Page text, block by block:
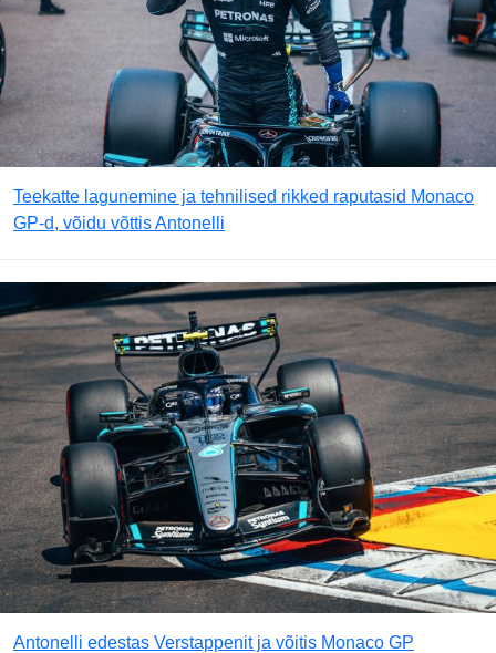
Teekatte lagunemine ja tehnilised rikked raputasid Monaco
GP-d, võidu võttis Antonelli
Antonelli edestas Verstappenit ja võitis Monaco GP